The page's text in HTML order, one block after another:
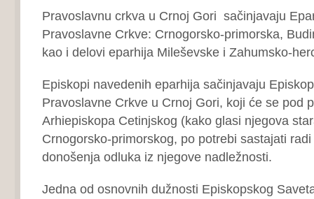
Pravoslavnu crkva u Crnoj Gori sačinjavaju
Pravoslavne Crkve: Crnogorsko-primorska,
kao i delovi eparhija Mileševske i Zahumsko-
Episkopi navedenih eparhija sačinjavaju
Pravoslavne Crkve u Crnoj Gori, koji će se pod
Arhiepiskopa Cetinjskog (kako glasi njegova
Crnogorsko-primorskog, po potrebi sastajati
donošenja odluka iz njegove nadležnosti.
Jedna od osnovnih dužnosti Episkopskog